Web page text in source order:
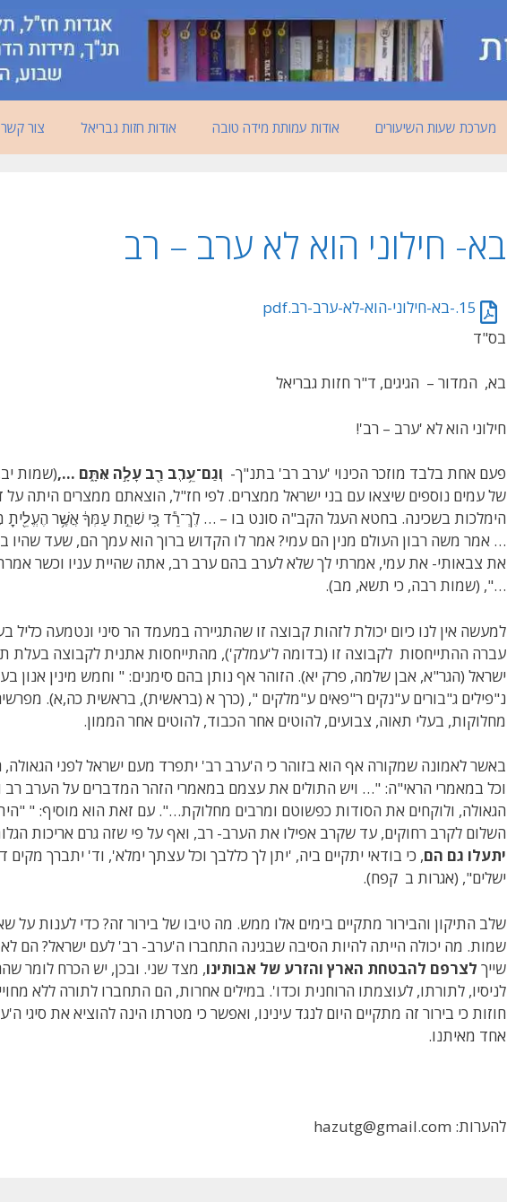
מערכת שעות השיעורים אודות עמותת מידה טובה אודות חזות גבריאל צור קשר
בא- חילוני הוא לא ערב – רב
15.-בא-חילוני-הוא-לא-ערב-רב.pdf
בס"ד
בא, המדור – הגיגים, ד"ר חזות גבריאל
חילוני הוא לא 'ערב – רב'!
פעם אחת בלבד מוזכר הכינוי 'ערב רב' בתנ"ך- וְגַם־עֵרֶב רַב עָלָה אִתָּם …,(שמות
של עמים נוספים שיצאו עם בני ישראל ממצרים. לפי חז"ל, הוצאתם ממצרים היתה
הימלכות בשכינה. בחטא העגל הקב"ה סונט בו – … לֶךְ־רֵ֕ד כִּ֚י שִׁחֵ֣ת עַמְּךָ֔ אֲשֶׁ֥ר הֶעֱלֵ֖יתָ
… אמר משה רבון העולם מנין הם עמי? אמר לו הקדוש ברוך הוא עמך הם, שעד שהיו
את צבאותי- את עמי, אמרתי לך שלא לערב בהם ערב רב, אתה שהיית עניו וכשר
…", (שמות רבה, כי תשא, מב).
למעשה אין לנו כיום יכולת לזהות קבוצה זו שהתגיירה במעמד הר סיני ונטמעה
עברה ההתייחסות לקבוצה זו (בדומה ל'עמלק'), מהתייחסות אתנית לקבוצה בעלת
ישראל (הגר"א, אבן שלמה, פרק יא). הזוהר אף נותן בהם סימנים: " וחמש מינין אנון
נ"פילים ג"בורים ע"נקים ר"פאים ע"מלקים ", (כרך א (בראשית), בראשית כה,א).
מחלוקות, בעלי תאוה, צבועים, להוטים אחר הכבוד, להוטים אחר הממון.
באשר לאמונה שמקורה אף הוא בזוהר כי ה'ערב רב' יתפרד מעם ישראל לפני
וכל במאמרי הראי"ה: "… ויש התולים את עצמם במאמרי הזהר המדברים על הערב רב
הגאולה, ולוקחים את הסודות כפשוטם ומרבים מחלוקת…". עם זאת הוא מוסיף: "
השלום לקרב רחוקים, עד שקרב אפילו את הערב- רב, ואף על פי שזה גרם אריכות
יתעלו גם הם, כי בודאי יתקיים ביה, 'יתן לך כללבך וכל עצתך ימלא', וד' יתברך
ישלים", (אגרות ב קפח).
שלב התיקון והבירור מתקיים בימים אלו ממש. מה טיבו של בירור זה? כדי לענות על
שמות. מה יכולה הייתה להיות הסיבה שבגינה התחברו ה'ערב- רב' לעם ישראל? הם
שייך לצרפם להבטחת הארץ והזרע של אבותינו, מצד שני. ובכן, יש הכרח לומר
לניסיו, לתורתו, לעוצמתו הרוחנית וכדו'. במילים אחרות, הם התחברו לתורה ללא
חוזות כי בירור זה מתקיים היום לנגד עינינו, ואפשר כי מטרתו הינה להוציא את סיגי
אחד מאיתנו.
להערות: hazutg@gmail.com